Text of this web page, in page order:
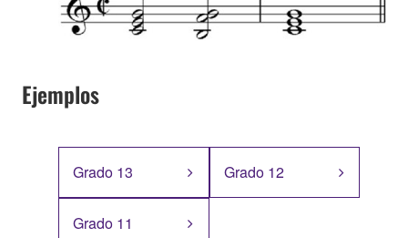
Ejemplos
Grado 13 Grado 12
Grado 11